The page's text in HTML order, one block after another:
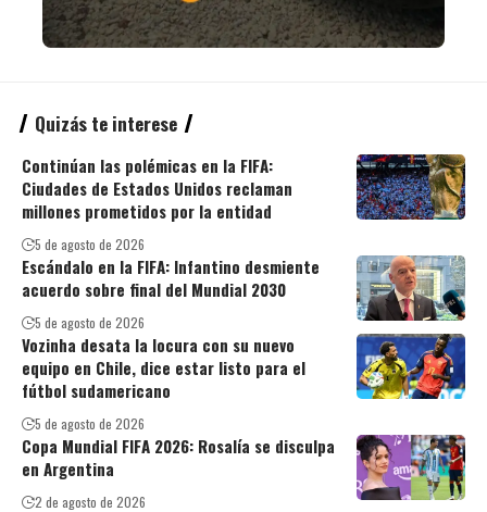
Quizás te interese
Continúan las polémicas en la FIFA:
Ciudades de Estados Unidos reclaman
millones prometidos por la entidad
5 de agosto de 2026
Escándalo en la FIFA: Infantino desmiente
acuerdo sobre final del Mundial 2030
5 de agosto de 2026
Vozinha desata la locura con su nuevo
equipo en Chile, dice estar listo para el
fútbol sudamericano
5 de agosto de 2026
Copa Mundial FIFA 2026: Rosalía se disculpa
en Argentina
2 de agosto de 2026